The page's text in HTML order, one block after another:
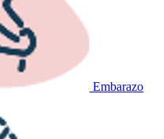
Embarazo